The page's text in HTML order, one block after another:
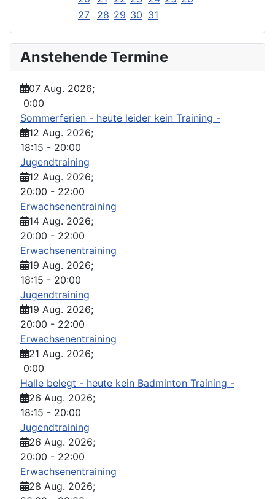
27
28 29 30 31
Anstehende Termine
07 Aug. 2026;
0:00
Sommerferien - heute leider kein Training -
12 Aug. 2026;
18:15 - 20:00
Jugendtraining
12 Aug. 2026;
20:00 - 22:00
Erwachsenentraining
14 Aug. 2026;
20:00 - 22:00
Erwachsenentraining
19 Aug. 2026;
18:15 - 20:00
Jugendtraining
19 Aug. 2026;
20:00 - 22:00
Erwachsenentraining
21 Aug. 2026;
0:00
Halle belegt - heute kein Badminton Training -
26 Aug. 2026;
18:15 - 20:00
Jugendtraining
26 Aug. 2026;
20:00 - 22:00
Erwachsenentraining
28 Aug. 2026;